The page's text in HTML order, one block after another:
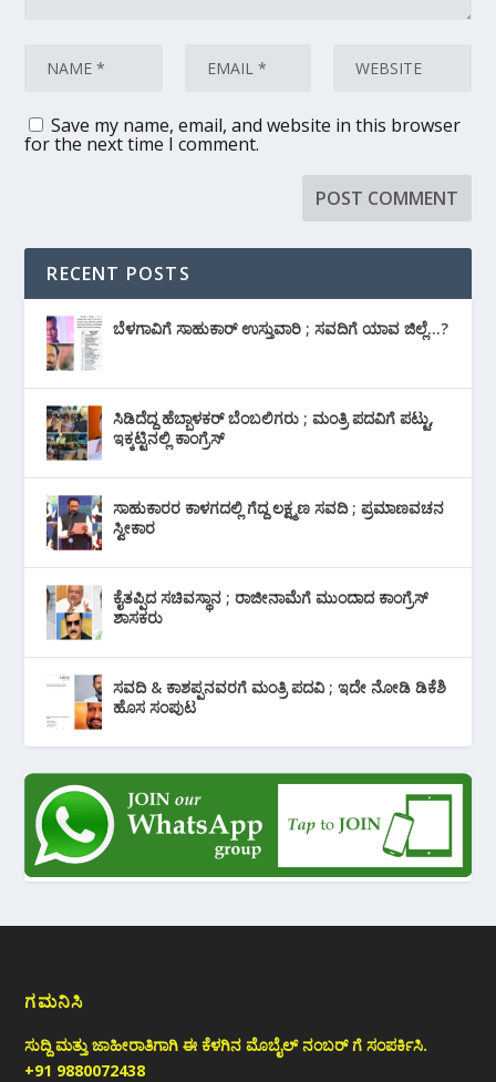
Save my name, email, and website in this browser
for the next time I comment.
RECENT POSTS
ಬೆಳಗಾವಿಗೆ ಸಾಹುಕಾರ್ ಉಸ್ತುವಾರಿ ; ಸವದಿಗೆ ಯಾವ ಜಿಲ್ಲೆ…?
ಸಿಡಿದೆದ್ದ ಹೆಬ್ಬಾಳಕರ್ ಬೆಂಬಲಿಗರು ; ಮಂತ್ರಿ ಪದವಿಗೆ ‌ಪಟ್ಟು,
ಇಕ್ಕಟ್ಟಿನಲ್ಲಿ ಕಾಂಗ್ರೆಸ್
ಸಾಹುಕಾರರ ಕಾಳಗದಲ್ಲಿ ಗೆದ್ದ ಲಕ್ಷ್ಮಣ ಸವದಿ ; ಪ್ರಮಾಣವಚನ
ಸ್ವೀಕಾರ
ಕೈತಪ್ಪಿದ ಸಚಿವಸ್ಥಾನ ; ರಾಜೀನಾಮೆಗೆ ಮುಂದಾದ ಕಾಂಗ್ರೆಸ್
‌ಶಾಸಕರು
ಸವದಿ & ಕಾಶಪ್ಪನವರಗೆ ಮಂತ್ರಿ ಪದವಿ ; ಇದೇ ನೋಡಿ‌ ಡಿಕೆಶಿ
ಹೊಸ ಸಂಪುಟ
ಗಮನಿಸಿ
ಸುದ್ದಿ ಮತ್ತು ಜಾಹೀರಾತಿಗಾಗಿ ಈ ಕೆಳಗಿನ ಮೊಬೈಲ್ ನಂಬರ್ ಗೆ ಸಂಪರ್ಕಿಸಿ.
+91 9880072438